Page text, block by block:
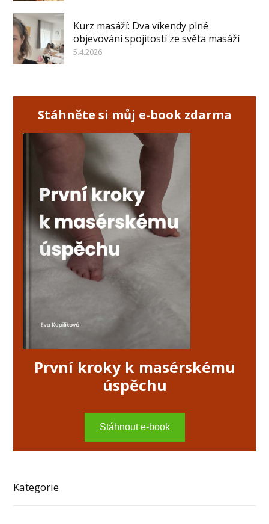
Kurz masáží: Dva víkendy plné
objevování spojitostí ze světa masáží
5.4.2026
Stáhněte si můj e-book zdarma
První kroky k masérskému
úspěchu
Stáhnout e-book
Kategorie